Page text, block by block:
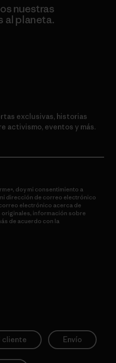
nuestras
al planeta.
exclusivas, historias
activismo, eventos y más.
doy mi consentimiento a
dirección de correo electrónico
electrónico acerca de
información sobre
de acuerdo con la
cliente Envío